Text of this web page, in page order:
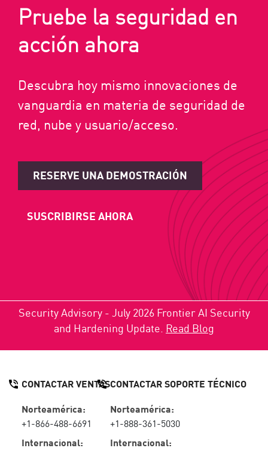
Pruebe la seguridad en
acción ahora
Descubra hoy mismo innovaciones de
vanguardia en materia de seguridad de
red, nube y usuario/acceso.
RESERVE UNA DEMOSTRACIÓN
SUSCRIBIRSE AHORA
Security Advisory - July 2026 Frontier AI Security
and Hardening Update. Read Blog
CONTACTAR VENTAS
Norteamérica:
+1-866-488-6691
Internacional:
CONTACTAR SOPORTE TÉCNICO
Norteamérica:
+1-888-361-5030
Internacional: